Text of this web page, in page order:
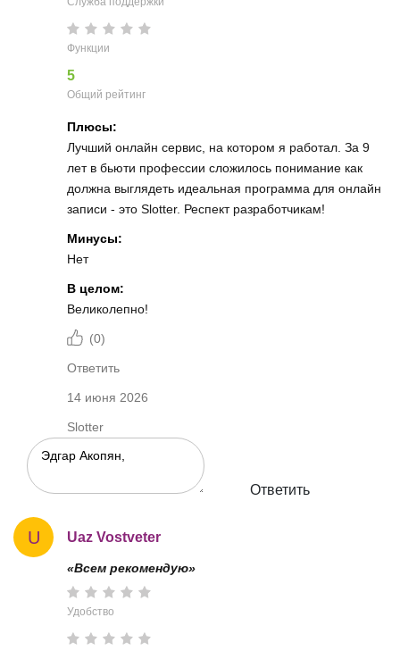
Функции
5
Общий рейтинг
Плюсы:
Лучший онлайн сервис, на котором я работал. За 9
лет в бьюти профессии сложилось понимание как
должна выглядеть идеальная программа для онлайн
записи - это Slotter. Респект разработчикам!
Минусы:
Нет
В целом:
Великолепно!
(0)
Ответить
14 июня 2026
Slotter
Ответить
U Uaz Vostveter
«Всем рекомендую»
Удобство